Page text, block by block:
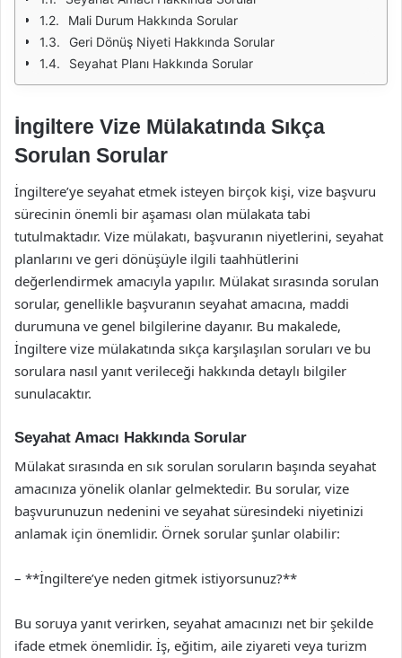
Mali Durum Hakkında Sorular
Geri Dönüş Niyeti Hakkında Sorular
Seyahat Planı Hakkında Sorular
İngiltere Vize Mülakatında Sıkça
Sorulan Sorular
İngiltere’ye seyahat etmek isteyen birçok kişi, vize başvuru
sürecinin önemli bir aşaması olan mülakata tabi
tutulmaktadır. Vize mülakatı, başvuranın niyetlerini, seyahat
planlarını ve geri dönüşüyle ilgili taahhütlerini
değerlendirmek amacıyla yapılır. Mülakat sırasında sorulan
sorular, genellikle başvuranın seyahat amacına, maddi
durumuna ve genel bilgilerine dayanır. Bu makalede,
İngiltere vize mülakatında sıkça karşılaşılan soruları ve bu
sorulara nasıl yanıt verileceği hakkında detaylı bilgiler
sunulacaktır.
Seyahat Amacı Hakkında Sorular
Mülakat sırasında en sık sorulan soruların başında seyahat
amacınıza yönelik olanlar gelmektedir. Bu sorular, vize
başvurunuzun nedenini ve seyahat süresindeki niyetinizi
anlamak için önemlidir. Örnek sorular şunlar olabilir:
– **İngiltere’ye neden gitmek istiyorsunuz?**
Bu soruya yanıt verirken, seyahat amacınızı net bir şekilde
ifade etmek önemlidir. İş, eğitim, aile ziyareti veya turizm